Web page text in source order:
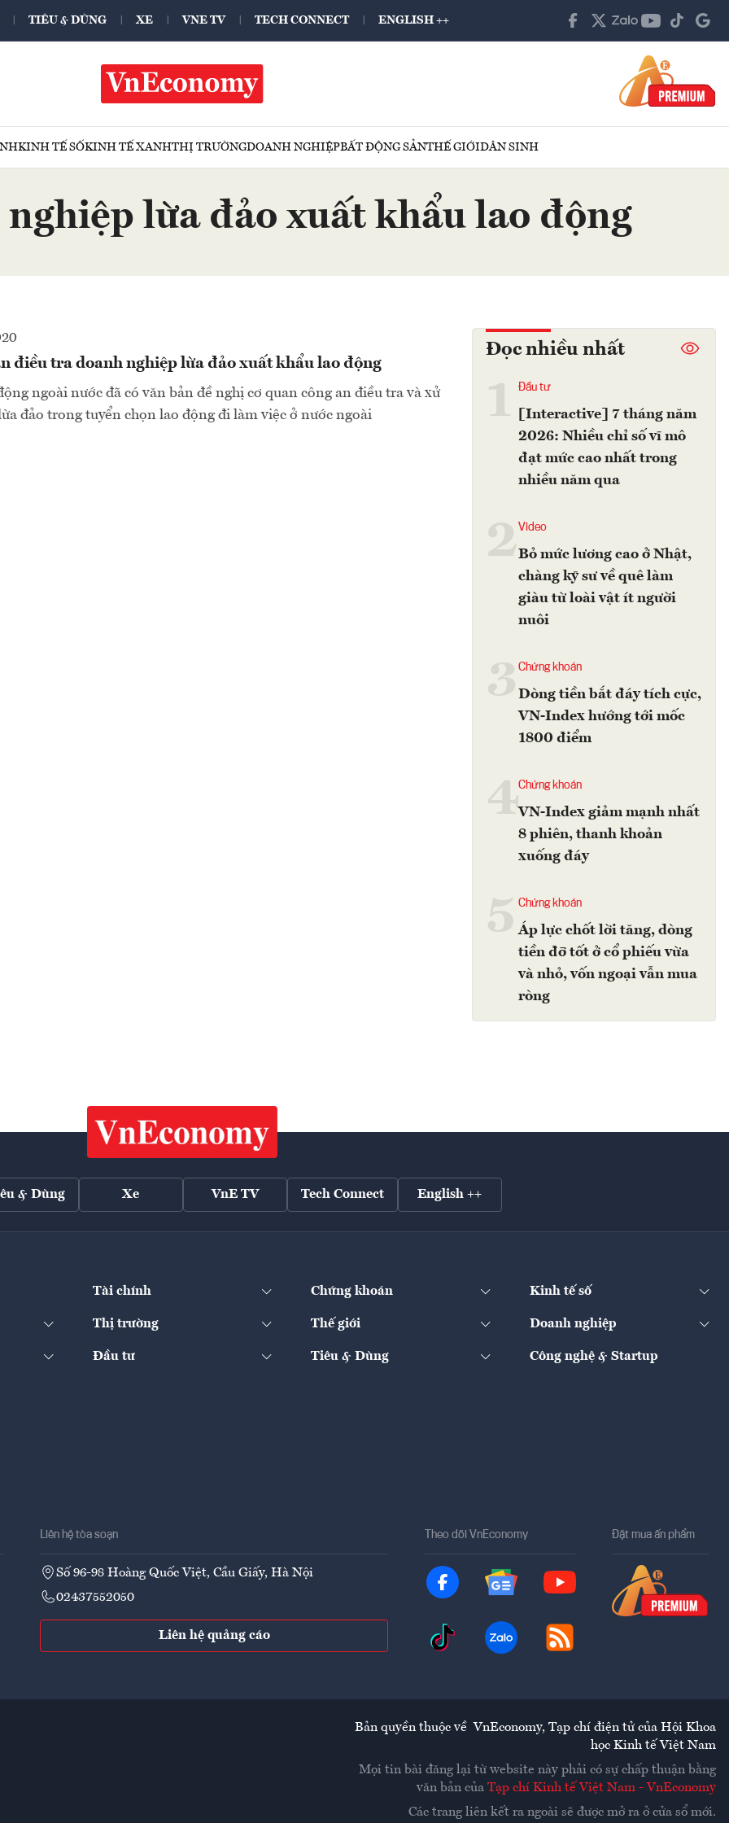
TIÊU & DÙNG XE VNE TV TECH CONNECT ENGLISH ++
KINH TẾ SỐKINH TẾ XANHTHỊ TRƯỜNGDOANH NGHIỆPBẤT ĐỘNG SẢNTHẾ GIỚIDÂN SINH
lừa đảo xuất khẩu lao động
điều tra doanh nghiệp lừa đảo xuất khẩu lao động
ngoài nước đã có văn bản đề nghị cơ quan công an điều tra và xử
đảo trong tuyển chọn lao động đi làm việc ở nước ngoài
Đọc nhiều nhất
Đầu tư
[Interactive] 7 tháng năm
2026: Nhiều chỉ số vĩ mô
đạt mức cao nhất trong
nhiều năm qua
2Video
Bỏ mức lương cao ở Nhật,
chàng kỹ sư về quê làm
giàu từ loài vật ít người
nuôi
Chứng khoán
Dòng tiền bắt đáy tích cực,
VN-Index hướng tới mốc
1800 điểm
4Chứng khoán
VN-Index giảm mạnh nhất
8 phiên, thanh khoản
xuống đáy
Chứng khoán
Áp lực chốt lời tăng, dòng
tiền đỡ tốt ở cổ phiếu vừa
và nhỏ, vốn ngoại vẫn mua
ròng
& Dùng Xe VnE TV Tech Connect English ++
Tài chính Chứng khoán Kinh tế số
Thị trường Thế giới Doanh nghiệp
Đầu tư Tiêu & Dùng Công nghệ & Startup
Liên hệ tòa soạn
Số 96-98 Hoàng Quốc Việt, Cầu Giấy, Hà Nội
02437552050
Liên hệ quảng cáo
Theo dõi VnEconomy Đặt mua ấn phẩm
Bản quyền thuộc về VnEconomy, Tạp chí điện tử của Hội Khoa
học Kinh tế Việt Nam
Mọi tin bài đăng lại từ website này phải có sự chấp thuận bằng
văn bản của Tạp chí Kinh tế Việt Nam - VnEconomy
Các trang liên kết ra ngoài sẽ được mở ra ở cửa sổ mới.